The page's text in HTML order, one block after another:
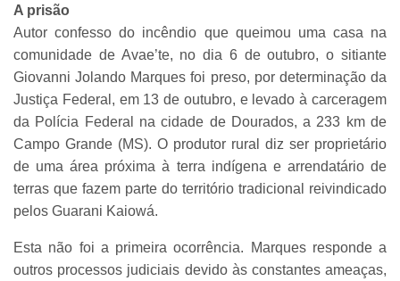
A prisão
Autor confesso do incêndio que queimou uma casa na
comunidade de Avae’te, no dia 6 de outubro, o sitiante
Giovanni Jolando Marques foi preso, por determinação da
Justiça Federal, em 13 de outubro, e levado à carceragem
da Polícia Federal na cidade de Dourados, a 233 km de
Campo Grande (MS). O produtor rural diz ser proprietário
de uma área próxima à terra indígena e arrendatário de
terras que fazem parte do território tradicional reivindicado
pelos Guarani Kaiowá.
Esta não foi a primeira ocorrência. Marques responde a
outros processos judiciais devido às constantes ameaças,